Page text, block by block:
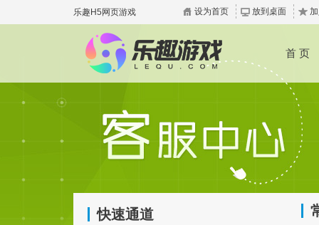
乐趣H5网页游戏 设为首页 放到桌面
首 页
快速通道